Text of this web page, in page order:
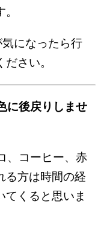
になったら行
さい。
に後戻りしませ
、コーヒー、赤
る方は時間の経
てくると思いま